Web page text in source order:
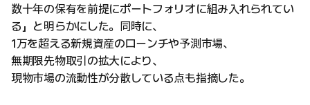
数十年の保有を前提にポートフォリオに組み入れられてい
る」と明らかにした。同時に、
1万を超える新規資産のローンチや予測市場、
無期限先物取引の拡大により、
現物市場の流動性が分散している点も指摘した。